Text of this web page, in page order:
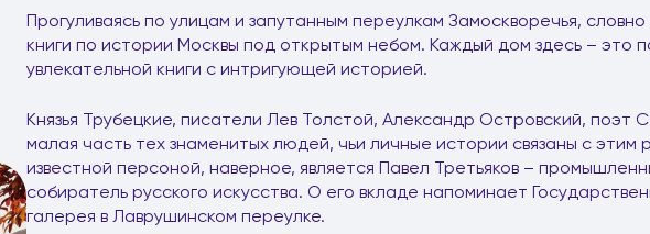
Прогуливаясь по улицам и запутанным переулкам Замоскворечья,
книги по истории Москвы под открытым небом. Каждый дом здесь – это
увлекательной книги с интригующей историей.
Князья Трубецкие, писатели Лев Толстой, Александр Островский, поэт
малая часть тех знаменитых людей, чьи личные истории связаны с
известной персоной, наверное, является Павел Третьяков –
собиратель русского искусства. О его вкладе напоминает
галерея в Лаврушинском переулке.